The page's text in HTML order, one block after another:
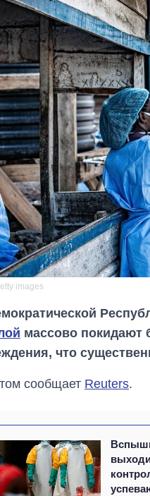
images
массово покидают
что
сообщает Reuters.